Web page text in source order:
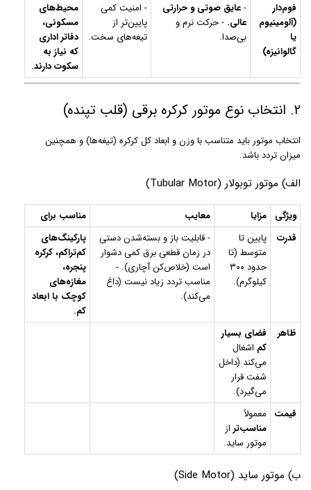
فوم‌دار
(آلومینیوم
یا
گالوانیزه)
-عایق صوتی و حرارتی
عالی. - حرکت نرم و
بی‌صدا.
- امنیت کمی
پایین‌تر از
تیغه‌های سخت.
محیط‌های
مسکونی،
دفاتر اداری
که نیاز به
سکوت دارند.
۲. انتخاب نوع موتور کرکره برقی (قلب تپنده)
انتخاب موتور باید متناسب با وزن و ابعاد کل کرکره (تیغه‌ها) و همچنین
میزان تردد باشد.
الف) موتور توبولار (Tubular Motor)
ویژگی مزایا معایب
مناسب برای
قدرت
پایین تا
متوسط (تا
حدود ۳۰۰
کیلوگرم).
- قابلیت باز و بسته‌شدن دستی
در زمان قطعی برق کمی دشوار
است (خلاص‌کن آچاری). -
مناسب تردد زیاد نیست (داغ
می‌کند).
پارکینگ‌های
کم‌تراکم، کرکره
پنجره،
مغازه‌های
کوچک با ابعاد
کم.
ظاهر
فضای بسیار
کم اشغال
می‌کند (داخل
شفت قرار
می‌گیرد).
قیمت
معمولاً
مناسب‌تراز
موتور ساید.
ب) موتور ساید (Side Motor)